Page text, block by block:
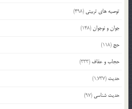
توصیه های تربیتی (498)
جوان و نوجوان(148)
حج (118)
حجاب و عفاف (333)
حدیث (1,737)
حدیث شناسی (97)